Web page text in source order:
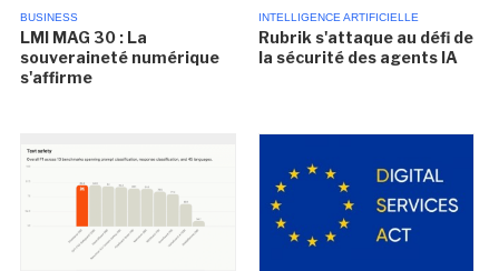
BUSINESS
LMI MAG 30 : La
souveraineté numérique
s'affirme
INTELLIGENCE ARTIFICIELLE
Rubrik s'attaque au défi de
la sécurité des agents IA